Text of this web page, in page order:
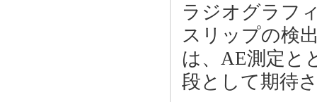
ラジオグラフ
スリップの検
は、AE測定と
段として期待